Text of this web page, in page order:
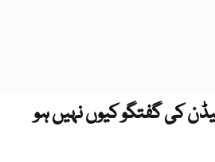
کی گفتگو کیوں نہیں ہو